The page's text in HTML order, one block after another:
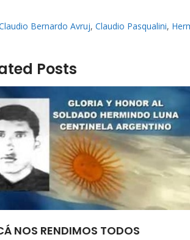
Bernardo Avruj, Claudio Pasqualini,
Posts
NOS RENDIMOS TODOS